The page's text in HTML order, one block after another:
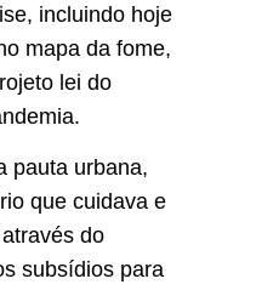
incluindo hoje
mapa da fome,
lei do
pauta urbana,
que cuidava e
do
subsídios para